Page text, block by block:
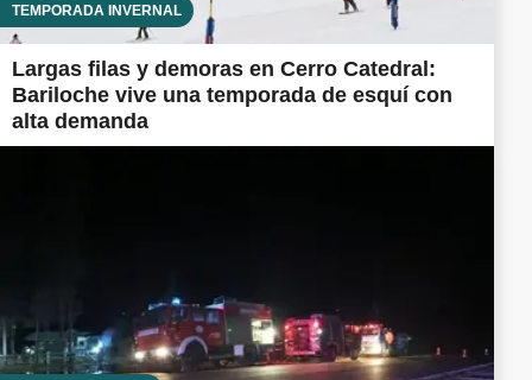
TEMPORADA INVERNAL
Largas filas y demoras en Cerro Catedral:
Bariloche vive una temporada de esquí con
alta demanda